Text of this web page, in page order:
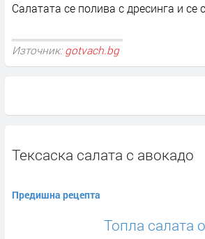
Салатата се полива с дресинга и се
Източник: gotvach.bg
Тексаска салата с авокадо
Предишна рецепта
Топла салата